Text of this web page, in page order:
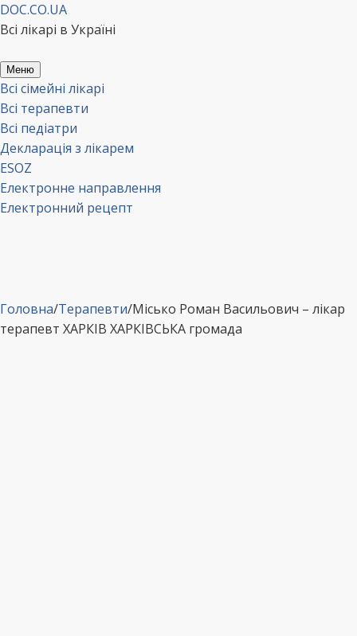
Перейти
до
DOC.CO.UA
Всі лікарі в Україні
Меню
Всі сімейні лікарі
Всі терапевти
Всі педіатри
Декларація з лікарем
ESOZ
Електронне направлення
Електронний рецепт
Головна/Терапевти/Місько Роман Васильович – лікар
терапевт ХАРКІВ ХАРКІВСЬКА громада